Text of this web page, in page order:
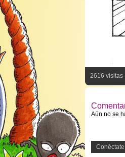
2616 visitas
Aún no se